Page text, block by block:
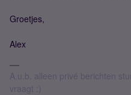
Groetjes,
Alex
A.u.b. alleen privé berichten
vraagt :)